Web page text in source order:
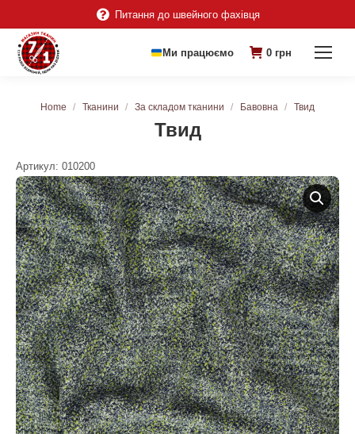
Питання до швейного фахівця
Ми працюємо 0 грн
Твид
You are here:
Home Тканини За складом тканини Бавовна Твид
Артикул: 010200